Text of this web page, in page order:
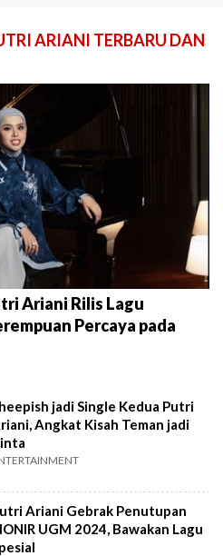
ARIANI TERBARU DAN
Ariani Rilis Lagu
Percaya pada
jadi Single Kedua Putri
Angkat Kisah Teman jadi
Ariani Gebrak Penutupan
UGM 2024, Bawakan Lagu